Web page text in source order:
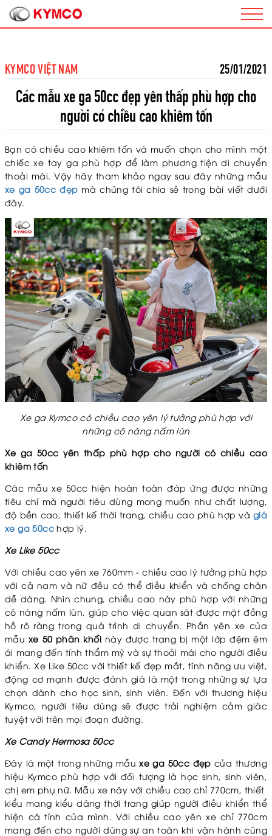
KYMCO VIỆT NAM 25/01/2021
Các mẫu xe ga 50cc đẹp yên thấp phù hợp cho
người có chiều cao khiêm tốn
Bạn có chiều cao khiêm tốn và muốn chọn cho mình một
chiếc xe tay ga phù hợp để làm phương tiện di chuyển
thoải mái. Vậy hãy tham khảo ngay sau đây những mẫu
xe ga 50cc đẹp mà chúng tôi chia sẻ trong bài viết dưới
đây.
Xe ga Kymco có chiều cao yên lý tưởng phù hợp với
những cô nàng nấm lùn
Xe ga 50cc yên thấp phù hợp cho người có chiều cao
khiêm tốn
Các mẫu xe 50cc hiện hoàn toàn đáp ứng được những
tiêu chí mà người tiêu dùng mong muốn như chất lượng,
độ bền cao, thiết kế thời trang, chiều cao phù hợp và giá
xe ga 50cc hợp lý.
Xe Like 50cc
Với chiều cao yên xe 760mm - chiều cao lý tưởng phù hợp
với cả nam và nữ đều có thể điều khiển và chống chân
dễ dàng. Nhìn chung, chiều cao này phù hợp với những
cô nàng nấm lùn, giúp cho việc quan sát được mặt đồng
hồ rõ ràng trong quá trình di chuyển. Phần yên xe của
mẫu xe 50 phân khối này được trang bị một lớp đệm êm
ái mang đến tính thẩm mỹ và sự thoải mái cho người điều
khiển. Xe Like 50cc với thiết kế đẹp mắt, tính năng ưu việt,
động cơ mạnh được đánh giá là một trong những sự lựa
chọn dành cho học sinh, sinh viên. Đến với thương hiệu
Kymco, người tiêu dùng sẽ được trải nghiệm cảm giác
tuyệt vời trên mọi đoạn đường.
Xe Candy Hermosa 50cc
Đây là một trong những mẫuxe ga 50cc đẹp của thương
hiệu Kymco phù hợp với đối tượng là học sinh, sinh viên,
chị em phụ nữ. Mẫu xe này với chiều cao chỉ 770cm, thiết
kiểu mang kiểu dáng thời trang giúp người điều khiển thể
hiện cá tính của mình. Với chiều cao yên xe chỉ 770cm
mang đến cho người dùng sự an toàn khi vận hành cũng